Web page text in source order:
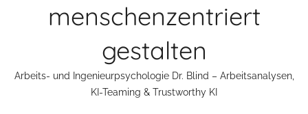
menschenzentriert
gestalten
Arbeits- und Ingenieurpsychologie Dr. Blind – Arbeitsanalysen,
KI-Teaming & Trustworthy KI